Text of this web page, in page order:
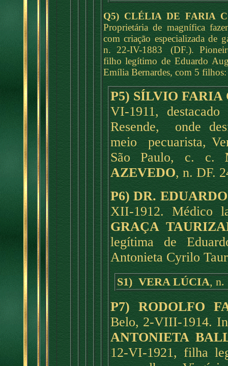
Q5) CLÉLIA DE FARIA
Proprietária de magnífica
com criação especializada de
n. 22-IV-1883 (DF.).
filho legítimo de Eduardo
Emília Bernardes, com 5 filhos:
P5) SÍLVIO
VI-1911,
Resende, onde
meio pecuarista,
São Paulo, c. c.
AZEVEDO, n. DF.
P6) DR.
XII-1912. Médico
GRAÇA
legítima de
Antonieta Cyrilo
S1) VERA LÚCIA, n.
P7) RODOLFO
Belo, 2-VIII-1914.
ANTONIETA
12-VI-1921, filha